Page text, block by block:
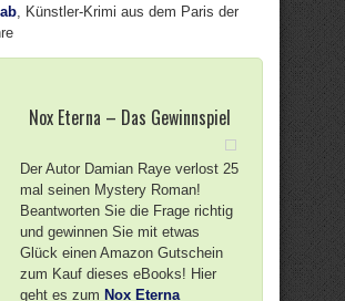
, Künstler-Krimi aus dem Paris der
Nox Eterna – Das Gewinnspiel
Der Autor Damian Raye verlost 25
mal seinen Mystery Roman!
Beantworten Sie die Frage richtig
und gewinnen Sie mit etwas
Glück einen Amazon Gutschein
zum Kauf dieses eBooks! Hier
geht es zum Nox Eterna